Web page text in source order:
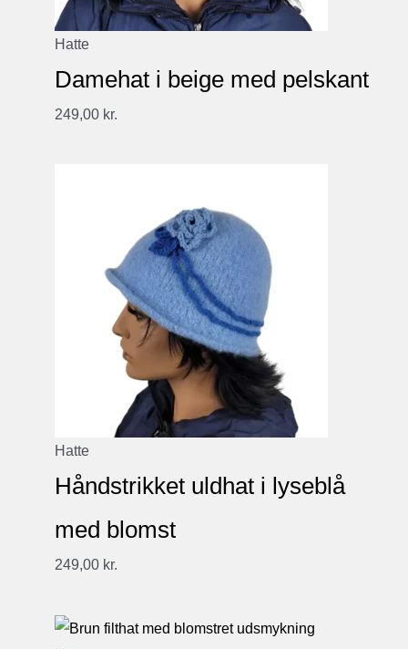
Hatte
Damehat i beige med pelskant
249,00 kr.
Hatte
Håndstrikket uldhat i lyseblå
med blomst
249,00 kr.